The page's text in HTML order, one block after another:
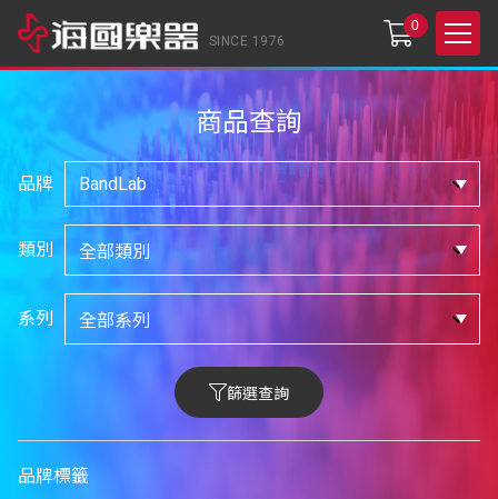
SINCE 1976
0
商品查詢
品牌
類別
系列
篩選查詢
品牌標籤